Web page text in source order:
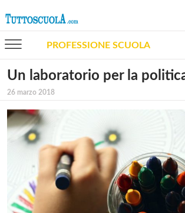
PROFESSIONE SCUOLA
Un laboratorio per la
26 marzo 2018